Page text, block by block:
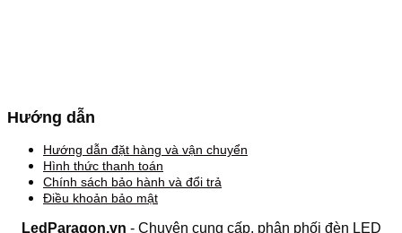
Hướng dẫn
Hướng dẫn đặt hàng và vận chuyển
Hình thức thanh toán
Chính sách bảo hành và đổi trả
Điều khoản bảo mật
LedParagon.vn - Chuyên cung cấp, phân phối đèn LED